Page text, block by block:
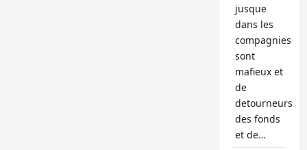
jusque
dans les
compagnies
sont
mafieux et
de
detourneurs
des fonds
et de…